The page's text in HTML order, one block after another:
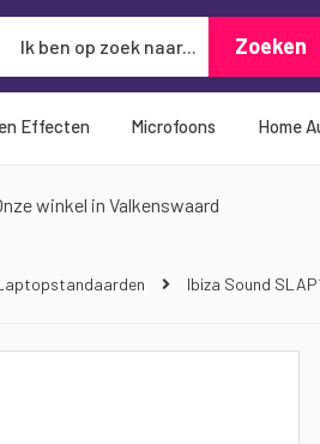
Zoeken
Effecten Microfoons Home
winkel in Valkenswaard
Ibiza Sound